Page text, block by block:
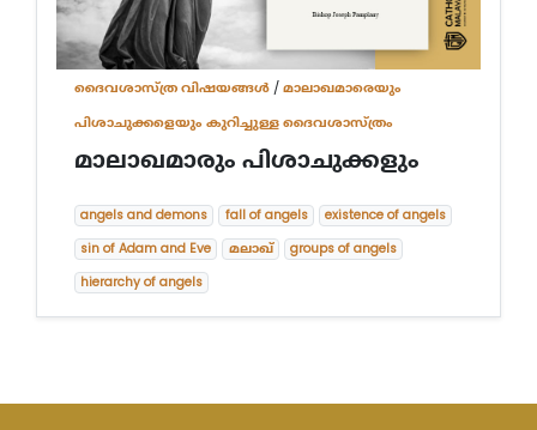
ദൈവശാസ്ത്ര വിഷയങ്ങള്‍ /മാലാഖമാരെയും
പിശാചുക്കളെയും കുറിച്ചുള്ള ദൈവശാസ്ത്രം
മാലാഖമാരും പിശാചുക്കളും
angels and demons fall of angels
existence of angels
sin of Adam and Eve
മലാഖ്
groups of angels
hierarchy of angels